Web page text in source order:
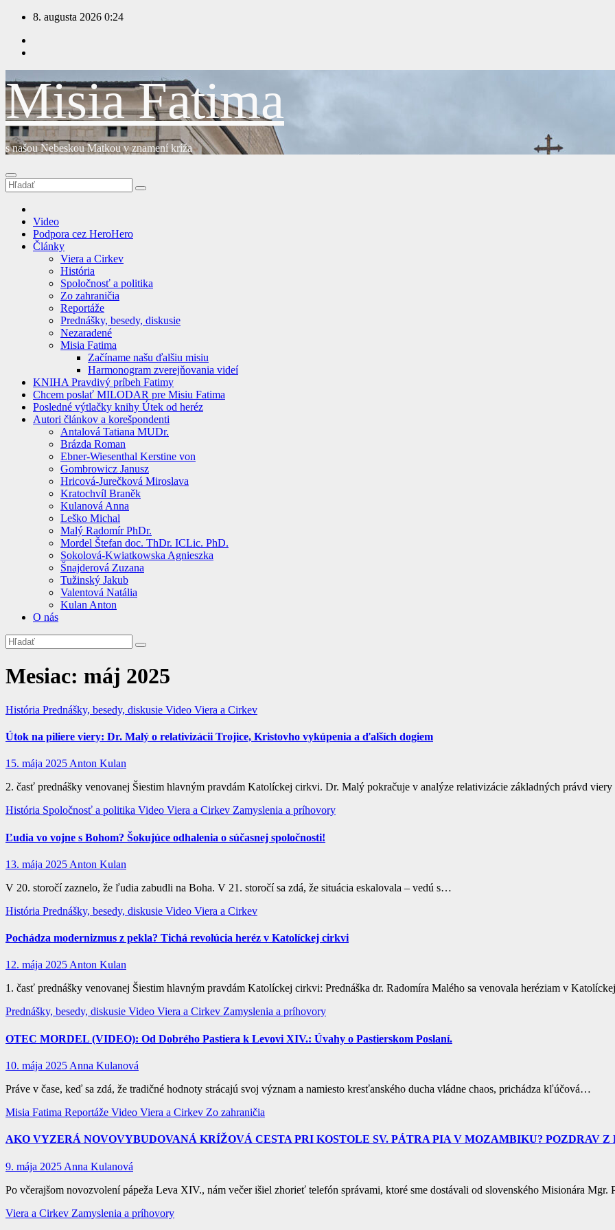
Prejsť
obsah
8. augusta 2026 0:24
Misia Fatima
s našou Nebeskou Matkou v znamení kríža
Video
Podpora cez HeroHero
Články
Viera a Cirkev
História
Spoločnosť a politika
Zo zahraničia
Reportáže
Prednášky, besedy, diskusie
Nezaradené
Misia Fatima
Začíname našu ďalšiu misiu
Harmonogram zverejňovania videí
KNIHA Pravdivý príbeh Fatimy
Chcem poslať MILODAR pre Misiu Fatima
Posledné výtlačky knihy Útek od heréz
Autori článkov a korešpondenti
Antalová Tatiana MUDr.
Brázda Roman
Ebner-Wiesenthal Kerstine von
Gombrowicz Janusz
Hricová-Jurečková Miroslava
Kratochvíl Braněk
Kulanová Anna
Leško Michal
Malý Radomír PhDr.
Mordel Štefan doc. ThDr. ICLic. PhD.
Sokolová-Kwiatkowska Agnieszka
Šnajderová Zuzana
Tužinský Jakub
Valentová Natália
Kulan Anton
O nás
Mesiac: máj 2025
História Prednášky, besedy, diskusie Video Viera a Cirkev
Útok na piliere viery: Dr. Malý o relativizácii Trojice, Kristovho vykúpenia a ďalších dogiem
15. mája 2025Anton Kulan
2. časť prednášky venovanej Šiestim hlavným pravdám Katolíckej cirkvi. Dr. Malý pokračuje v analýze relativizácie základných právd
História Spoločnosť a politika Video Viera a Cirkev Zamyslenia a príhovory
Ľudia vo vojne s Bohom? Šokujúce odhalenia o súčasnej spoločnosti!
13. mája 2025 Anton Kulan
V 20. storočí zaznelo, že ľudia zabudli na Boha. V 21. storočí sa zdá, že situácia eskalovala – vedú s…
História Prednášky, besedy, diskusie Video Viera a Cirkev
Pochádza modernizmus z pekla? Tichá revolúcia heréz v Katolíckej cirkvi
12. mája 2025Anton Kulan
1. časť prednášky venovanej Šiestim hlavným pravdám Katolíckej cirkvi: Prednáška dr. Radomíra Malého sa venovala heréziam v
Prednášky, besedy, diskusie Video Viera a Cirkev Zamyslenia a príhovory
OTEC MORDEL (VIDEO): Od Dobrého Pastiera k Levovi XIV.: Úvahy o Pastierskom Poslaní.
10. mája 2025 Anna Kulanová
Práve v čase, keď sa zdá, že tradičné hodnoty strácajú svoj význam a namiesto kresťanského ducha vládne chaos, prichádza kľúčová…
Misia Fatima Reportáže Video Viera a Cirkev Zo zahraničia
AKO VYZERÁ NOVOVYBUDOVANÁ KRÍŽOVÁ CESTA PRI KOSTOLE SV. PÁTRA PIA V MOZAMBIKU? POZDRAV
9. mája 2025 Anna Kulanová
Po včerajšom novozvolení pápeža Leva XIV., nám večer išiel zhorieť telefón správami, ktoré sme dostávali od slovenského Misionára Mgr.
Viera a Cirkev Zamyslenia a príhovory